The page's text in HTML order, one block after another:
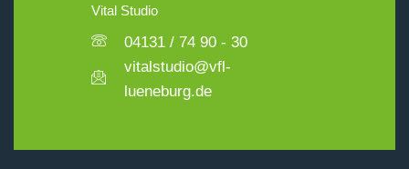
Vital Studio
04131 / 74 90 - 30
vitalstudio@vfl-
lueneburg.de